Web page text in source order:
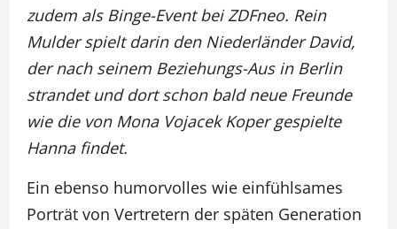
zudem als Binge-Event bei ZDFneo. Rein
Mulder spielt darin den Niederländer David,
der nach seinem Beziehungs-Aus in Berlin
strandet und dort schon bald neue Freunde
wie die von Mona Vojacek Koper gespielte
Hanna findet.
Ein ebenso humorvolles wie einfühlsames
Porträt von Vertretern der späten Generation